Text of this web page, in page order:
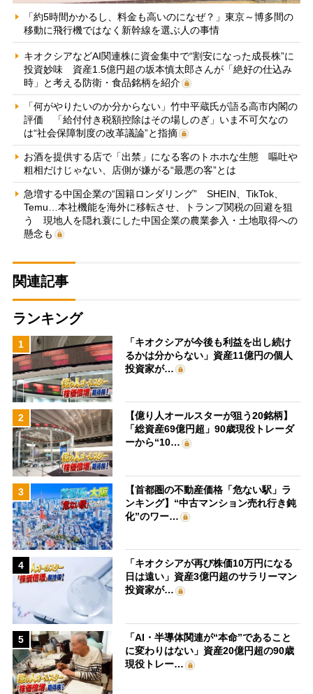
「約5時間かかるし、料金も高いのになぜ？」東京～博多間の
移動に飛行機ではなく新幹線を選ぶ人の事情
キオクシアなどAI関連株に資金集中で“割安になった成長株”に
投資妙味 資産1.5億円超の坂本慎太郎さんが「絶好の仕込み
時」と考える防衛・食品銘柄を紹介
「何がやりたいのか分からない」竹中平蔵氏が語る高市内閣の
評価 「給付付き税額控除はその場しのぎ」いま不可欠なの
は“社会保障制度の改革議論”と指摘
お酒を提供する店で「出禁」になる客のトホホな生態 嘔吐や
粗相だけじゃない、店側が嫌がる“最悪の客”とは
急増する中国企業の“国籍ロンダリング” SHEIN、TikTok、
Temu…本社機能を海外に移転させ、トランプ関税の回避を狙
う 現地人を隠れ蓑にした中国企業の農業参入・土地取得への
懸念も
関連記事
ランキング
1
「キオクシアが今後も利益を出し続け
るかは分からない」資産11億円の個人
投資家が…
2
【億り人オールスターが狙う20銘柄】
「総資産69億円超」90歳現役トレーダ
ーから“10…
3
【首都圏の不動産価格「危ない駅」ラ
ンキング】“中古マンション売れ行き鈍
化”のワー…
4
「キオクシアが再び株価10万円になる
日は遠い」資産3億円超のサラリーマン
投資家が…
5
「AI・半導体関連が“本命”であること
に変わりはない」資産20億円超の90歳
現役トレー…